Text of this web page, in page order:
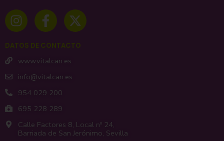
n
s
a
g
r
a
m
a
c
b
o
o
k
-
f
-
t
i
DATOS DE CONTACTO
www.vitalcan.es
info@vitalcan.es
954 029 200
695 228 289
Calle Factores 8, Local nº 24,
Barriada de San Jerónimo, Sevilla